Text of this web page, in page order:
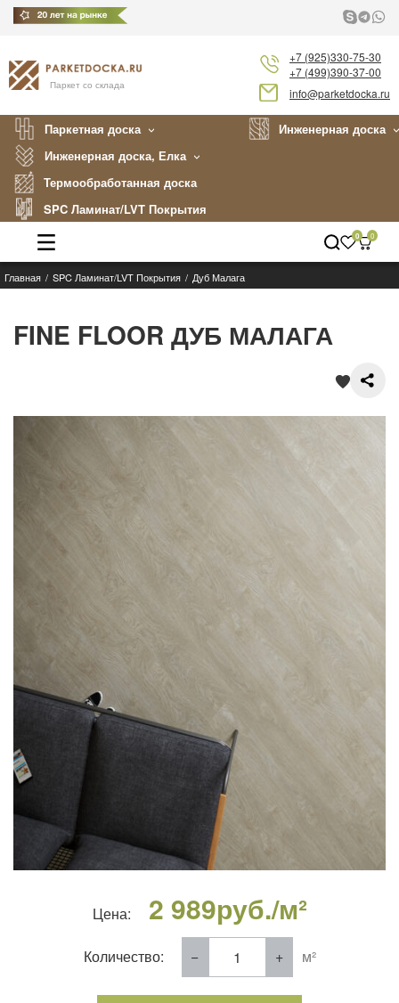
Паркет со склада
+7 (925)330-75-30
+7 (499)390-37-00
info@parketdocka.ru
Паркетная доска
Инженерная доска
Инженерная доска, Елка
Термообработанная доска
SPC Ламинат/LVT Покрытия
Каталог
Акции
0 0
Главная SPC Ламинат/LVT Покрытия Дуб Малага
FINE FLOOR ДУБ МАЛАГА
Цена: 2 989руб./м²
Количество: м²